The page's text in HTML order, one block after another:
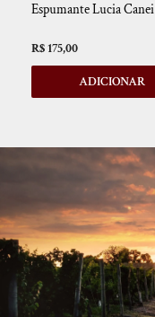
Espumante Lucia Canei
R$ 175,00
ADICIONAR